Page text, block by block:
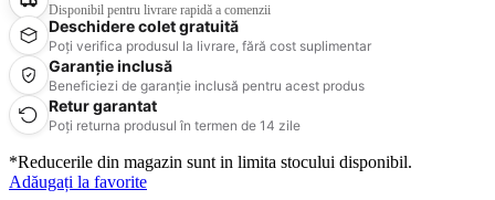
Disponibil pentru livrare rapidă a comenzii
Deschidere colet gratuită
Poți verifica produsul la livrare, fără cost suplimentar
Garanție inclusă
Beneficiezi de garanție inclusă pentru acest produs
Retur garantat
Poți returna produsul în termen de 14 zile
*Reducerile din magazin sunt in limita stocului disponibil.
Adăugați la favorite